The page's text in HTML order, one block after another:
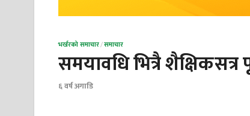
भर्खरको समाचार/समाचार
समयावधि भित्रै शैक्षिकसत्र
६ वर्ष अगाडि